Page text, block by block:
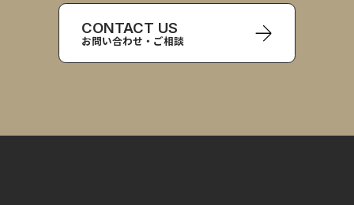
CONTACT US
お問い合わせ・ご相談